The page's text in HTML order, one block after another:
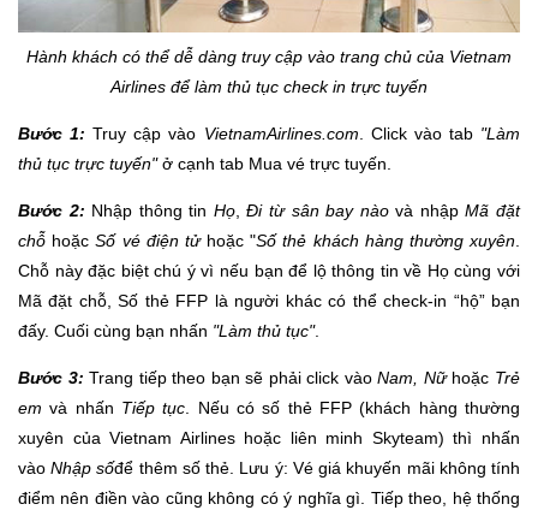
Hành khách có thể dễ dàng truy cập vào trang chủ của Vietnam
Airlines để làm thủ tục check in trực tuyến
Bước 1: Truy cập vào VietnamAirlines.com. Click vào tab "Làm
thủ tục trực tuyến"ở cạnh tab Mua vé trực tuyến.
Bước 2: Nhập thông tin Họ,Đi từ sân bay nàovà nhậpMã đặt
chỗ hoặcSố vé điện tửhoặc "Số thẻ khách hàng thường xuyên.
Chỗ này đặc biệt chú ý vì nếu bạn để lộ thông tin về Họ cùng với
Mã đặt chỗ, Số thẻ FFP là người khác có thể check-in “hộ” bạn
đấy. Cuối cùng bạn nhấn "Làm thủ tục".
Bước 3: Trang tiếp theo bạn sẽ phải click vàoNam, Nữhoặc Trẻ
em và nhấn Tiếp tục. Nếu có số thẻ FFP (khách hàng thường
xuyên của Vietnam Airlines hoặc liên minh Skyteam) thì nhấn
vàoNhập sốđể thêm số thẻ. Lưu ý: Vé giá khuyến mãi không tính
điểm nên điền vào cũng không có ý nghĩa gì. Tiếp theo, hệ thống